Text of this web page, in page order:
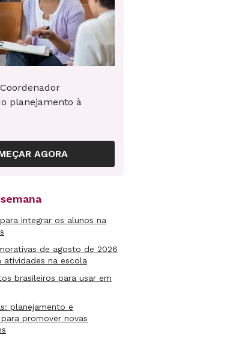
planejamento à
AGORA
para integrar os alunos na
de agosto de 2026
atividades na escola
brasileiros para usar em
planejamento e
promover novas